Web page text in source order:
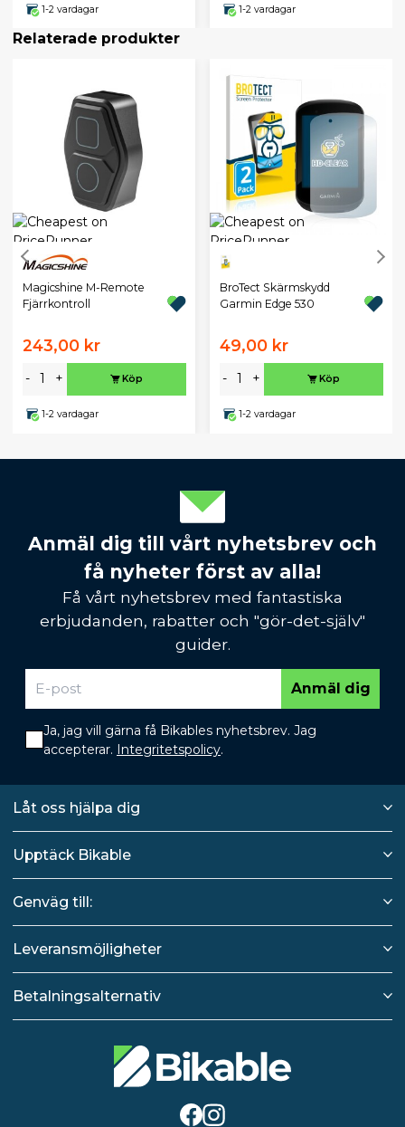
1-2 vardagar 1-2 vardagar
Relaterade produkter
Magicshine M-Remote
Fjärrkontroll
243,00 kr
- + Köp
1-2 vardagar
BroTect Skärmskydd
Garmin Edge 530
49,00 kr
- + Köp
1-2 vardagar
Anmäl dig till vårt nyhetsbrev och
få nyheter först av alla!
Få vårt nyhetsbrev med fantastiska
erbjudanden, rabatter och "gör-det-själv"
guider.
Anmäl dig
Ja, jag vill gärna få Bikables nyhetsbrev. Jag
accepterar. Integritetspolicy.
Låt oss hjälpa dig
Upptäck Bikable
Genväg till:
Leveransmöjligheter
Betalningsalternativ